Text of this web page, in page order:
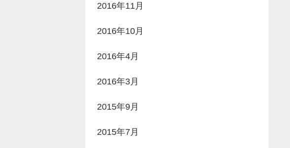
2016年11月
2016年10月
2016年4月
2016年3月
2015年9月
2015年7月